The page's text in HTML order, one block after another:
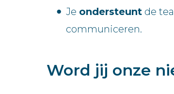
Je ondersteunt de
communiceren.
Word jij onze